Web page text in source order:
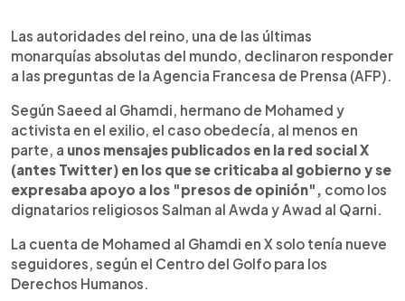
Las autoridades del reino, una de las últimas
monarquías absolutas del mundo, declinaron responder
a las preguntas de la Agencia Francesa de Prensa (AFP).
Según Saeed al Ghamdi, hermano de Mohamed y
activista en el exilio, el caso obedecía, al menos en
parte, a unos mensajes publicados en la red social X
(antes Twitter) en los que se criticaba al gobierno y se
expresaba apoyo a los "presos de opinión", como los
dignatarios religiosos Salman al Awda y Awad al Qarni.
La cuenta de Mohamed al Ghamdi en X solo tenía nueve
seguidores, según el Centro del Golfo para los
Derechos Humanos.